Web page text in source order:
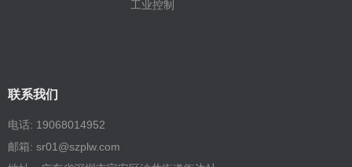
联系我们
电话: 19068014952
邮箱: sr01@szplw.com
工业控制